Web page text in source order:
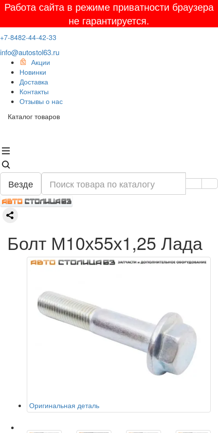
Работа сайта в режиме приватности браузера
не гарантируется.
+7-8482-44-42-33
info@autostol63.ru
Акции
Новинки
Доставка
Контакты
Отзывы о нас
Каталог товаров
Везде
Болт М10х55х1,25 Лада
Оригинальная деталь